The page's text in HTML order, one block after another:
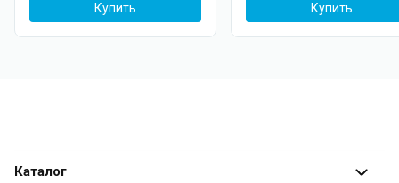
Купить Купить
Каталог